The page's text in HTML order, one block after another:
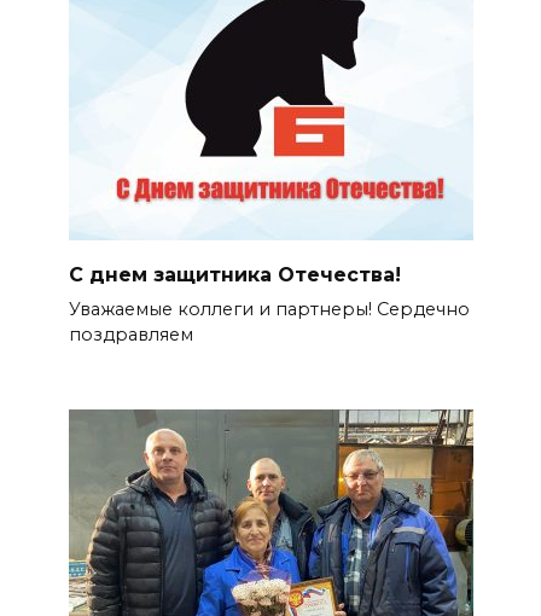
С днем защитника Отечества!
Уважаемые коллеги и партнеры! Сердечно
поздравляем